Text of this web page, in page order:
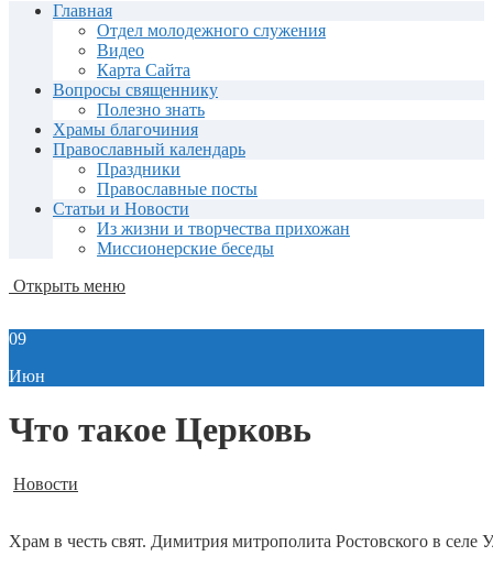
Главная
Отдел молодежного служения
Видео
Карта Сайта
Вопросы священнику
Полезно знать
Храмы благочиния
Православный календарь
Праздники
Православные посты
Статьи и Новости
Из жизни и творчества прихожан
Миссионерские беседы
Открыть меню
09
Июн
Что такое Церковь
Новости
Храм в честь свят. Димитрия митрополита Ростовского в селе